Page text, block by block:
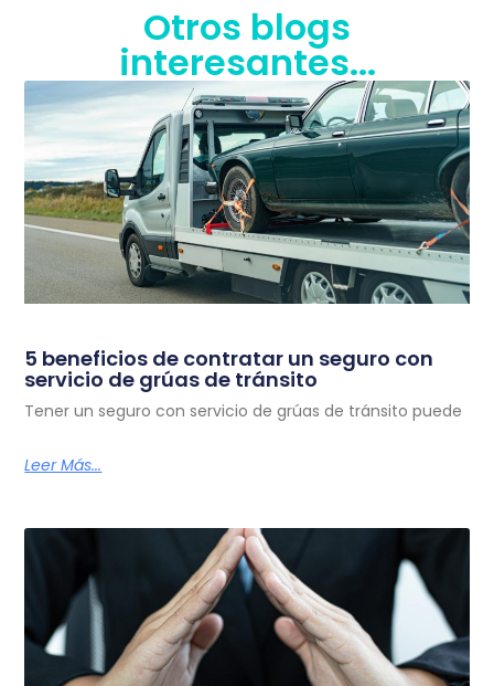
Otros blogs
interesantes...
5 beneficios de contratar un seguro con
servicio de grúas de tránsito
Tener un seguro con servicio de grúas de tránsito puede
Leer Más...